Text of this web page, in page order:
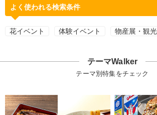
よく使われる検索条件
花イベント 体験イベント 物産展・観
テーマWalker
テーマ別特集をチェック